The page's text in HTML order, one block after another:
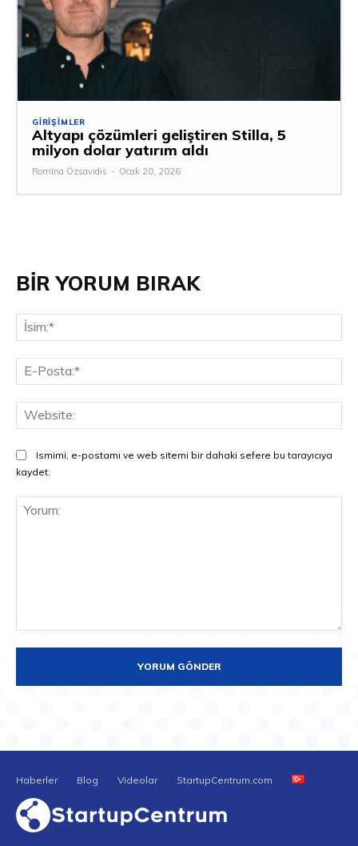
GIRIŞIMLER
Altyapı çözümleri geliştiren Stilla, 5
milyon dolar yatırım aldı
Romina Özsavidis - Ocak 20, 2026
BİR YORUM BIRAK
Ismimi, e-postamı ve web sitemi bir dahaki sefere bu tarayıcıya
kaydet.
Haberler Blog Videolar StartupCentrum.com